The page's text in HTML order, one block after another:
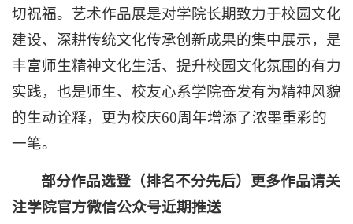
切祝福。艺术作品展是对学院长期致力于校园文化
建设、深耕传统文化传承创新成果的集中展示，是
丰富师生精神文化生活、提升校园文化氛围的有力
实践，也是师生、校友心系学院奋发有为精神风貌
的生动诠释，更为校庆60周年增添了浓墨重彩的
一笔。
部分作品选登（排名不分先后）更多作品请关
注学院官方微信公众号近期推送